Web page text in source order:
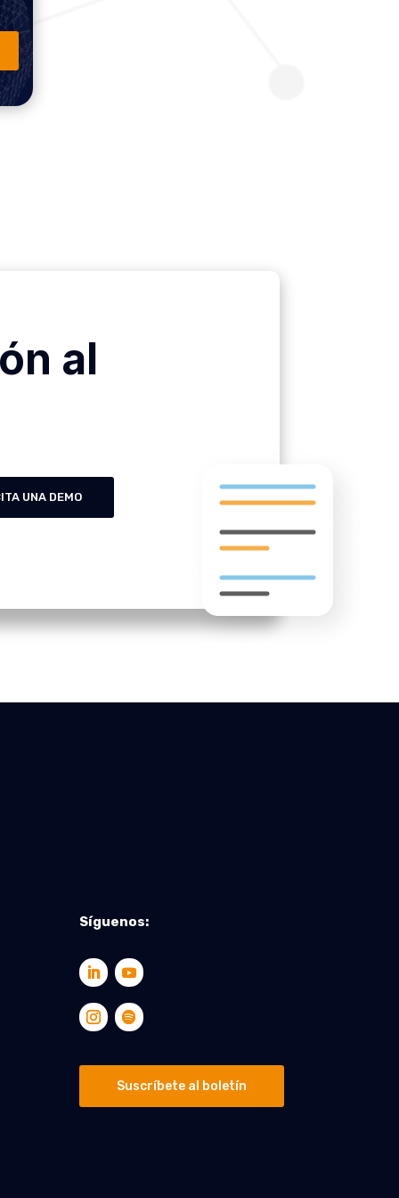
al
UNA DEMO
Síguenos:
Suscríbete al boletín